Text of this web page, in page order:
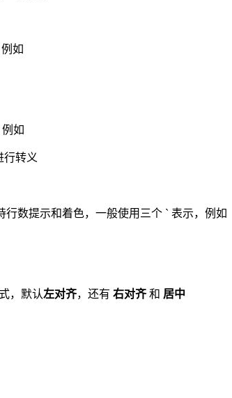
如
如
行转义
数提示和着色，一般使用三个 ` 表示，例如
，默认左对齐，还有 右对齐和 居中